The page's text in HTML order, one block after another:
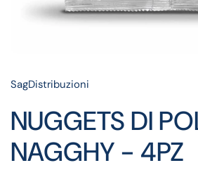
SagDistribuzioni
NUGGETS DI
NAGGHY - 4PZ